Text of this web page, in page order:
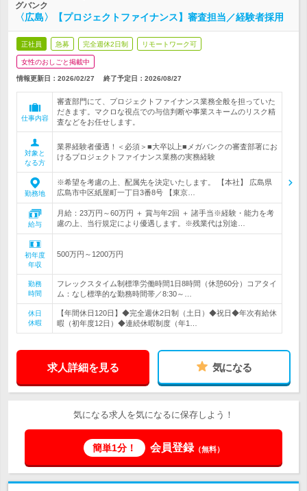
グバンク
〈広島〉【プロジェクトファイナンス】審査担当／経験者採用
正社員 急募 完全週休2日制 リモートワーク可
女性のおしごと掲載中
情報更新日：2026/02/27 終了予定日： 2026/08/27
仕事内容
審査部門にて、プロジェクトファイナンス業務全般を担っていた
だきます。マクロな視点での与信判断や事業スキームのリスク精
査などをお任せします。
対象と
なる方
業界経験者優遇！＜必須＞■大卒以上■メガバンクの審査部署にお
けるプロジェクトファイナンス業務の実務経験
勤務地
※希望を考慮の上、配属先を決定いたします。 【本社】 広島県
広島市中区紙屋町一丁目3番8号 【東京…
給与
月給：23万円～60万円 ＋ 賞与年2回 ＋ 諸手当※経験・能力を考
慮の上、当行規定により優遇します。※残業代は別途…
初年度
年収
500万円～1200万円
勤務
時間
フレックスタイム制標準労働時間1日8時間（休憩60分）コアタイ
ム：なし標準的な勤務時間帯／8:30～…
休日
休暇
【年間休日120日】◆完全週休2日制（土日）◆祝日◆年次有給休
暇（初年度12日）◆連続休暇制度（年1…
求人詳細を見る 気になる
気になる求人を気になるに保存しよう！
簡単1分！ 会員登録（無料）